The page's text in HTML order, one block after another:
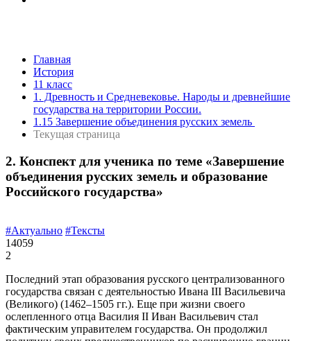
Главная
История
11 класс
1. Древность и Средневековье. Народы и древнейшие
государства на территории России.
1.15 Завершение объединения русских земель
Текущая страница
2. Конспект для ученика по теме «Завершение
объединения русских земель и образование
Российского государства»
#Актуально #Тексты
14059
2
Последний этап образования русского централизованного
государства связан с деятельностью Ивана III Васильевича
(Великого) (1462–1505 гг.). Еще при жизни своего
ослепленного отца Василия II Иван Васильевич стал
фактическим управителем государства. Он продолжил